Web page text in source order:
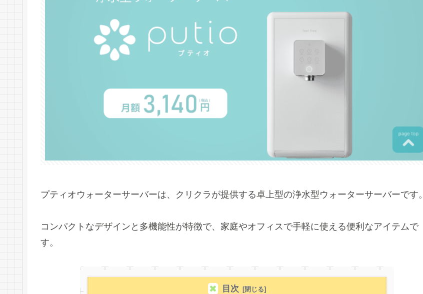
プティオウォーターサーバーは、クリクラが提供する卓上型の浄水型ウォーターサーバーです。
コンパクトなデザインと多機能性が特徴で、家庭やオフィスで手軽に使える便利なアイテムで
す。
目次